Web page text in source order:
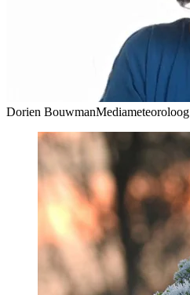
Dorien BouwmanMediameteoroloog